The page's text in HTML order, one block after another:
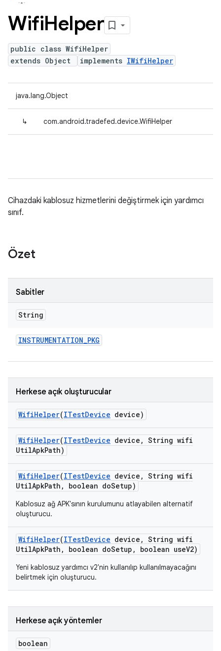
WifiHelper
public class WifiHelper
extends Object
implements IWifiHelper
java.lang.Object
↳ com.android.tradefed.device.WifiHelper
Cihazdaki kablosuz hizmetlerini değiştirmek için yardımcı
sınıf.
Özet
Sabitler
String
INSTRUMENTATION_PKG
Herkese açık oluşturucular
WifiHelper(ITestDevice device)
WifiHelper(ITestDevice device , String wifi
UtilApkPath)
WifiHelper(ITestDevice device , String wifi
UtilApkPath , boolean doSetup)
Kablosuz ağ APK'sının kurulumunu atlayabilen alternatif
oluşturucu.
WifiHelper(ITestDevice device , String wifi
UtilApkPath , boolean doSetup , boolean useV2)
Yeni kablosuz yardımcı v2'nin kullanılıp kullanılmayacağını
belirtmek için oluşturucu.
Herkese açık yöntemler
boolean